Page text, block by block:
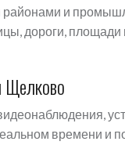
и
дороги,
Щелково
времени и